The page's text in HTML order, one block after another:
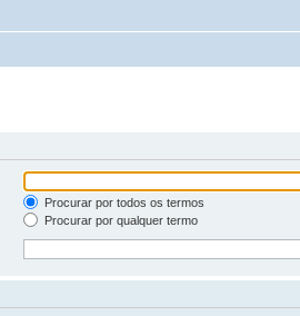
Procurar por todos os termos
Procurar por qualquer termo